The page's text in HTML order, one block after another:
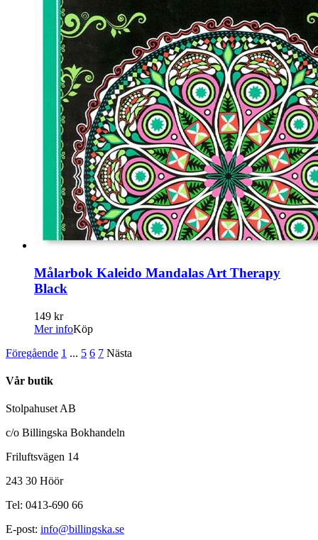
Målarbok Kaleido Mandalas Art Therapy
Black
149 kr
Mer infoKöp
Föregående 1 ... 5 6 7 Nästa
Vår butik
Stolpahuset AB
c/o Billingska Bokhandeln
Friluftsvägen 14
243 30 Höör
Tel: 0413-690 66
E-post: info@billingska.se